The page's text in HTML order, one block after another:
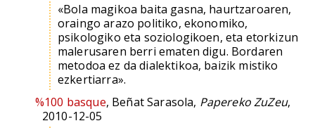
«Bola magikoa baita gasna, haurtzaroaren,
oraingo arazo politiko, ekonomiko,
psikologiko eta soziologikoen, eta etorkizun
malerusaren berri ematen digu. Bordaren
metodoa ez da dialektikoa, baizik mistiko
ezkertiarra».
%100 basque, Beñat Sarasola, Papereko ZuZeu,
2010-12-05